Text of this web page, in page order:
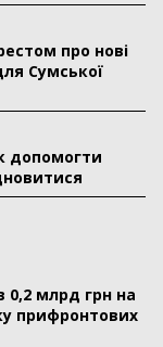
про нові
Сумської
допомогти
млрд грн на
прифронтових